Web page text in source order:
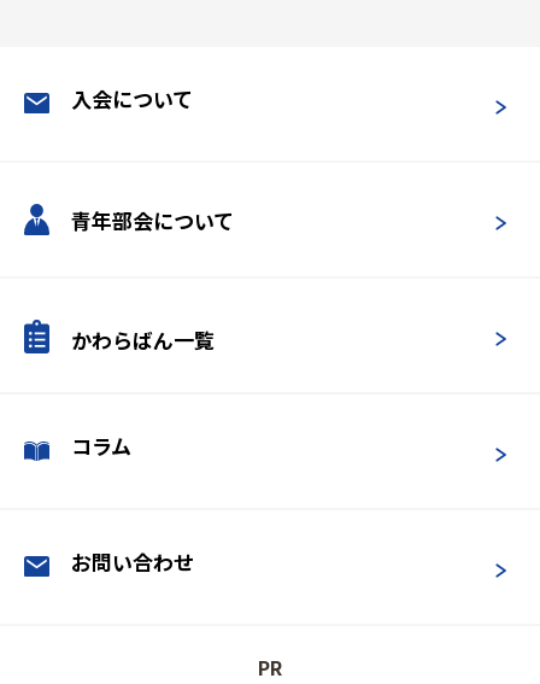
入会について
青年部会について
かわらばん一覧
コラム
お問い合わせ
PR